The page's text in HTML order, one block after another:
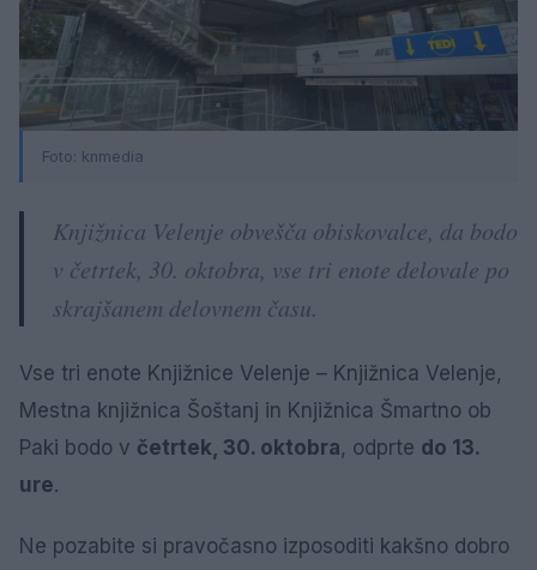
Foto: knmedia
Knjižnica Velenje obvešča obiskovalce, da bodo
v četrtek, 30. oktobra, vse tri enote delovale po
skrajšanem delovnem času.
Vse tri enote Knjižnice Velenje – Knjižnica Velenje,
Mestna knjižnica Šoštanj in Knjižnica Šmartno ob
Paki bodo v četrtek, 30. oktobra, odprte do 13.
ure.
Ne pozabite si pravočasno izposoditi kakšno dobro